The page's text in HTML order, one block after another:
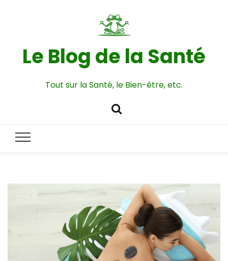
Le Blog de la Santé
Tout sur la Santé, le Bien-être, etc.